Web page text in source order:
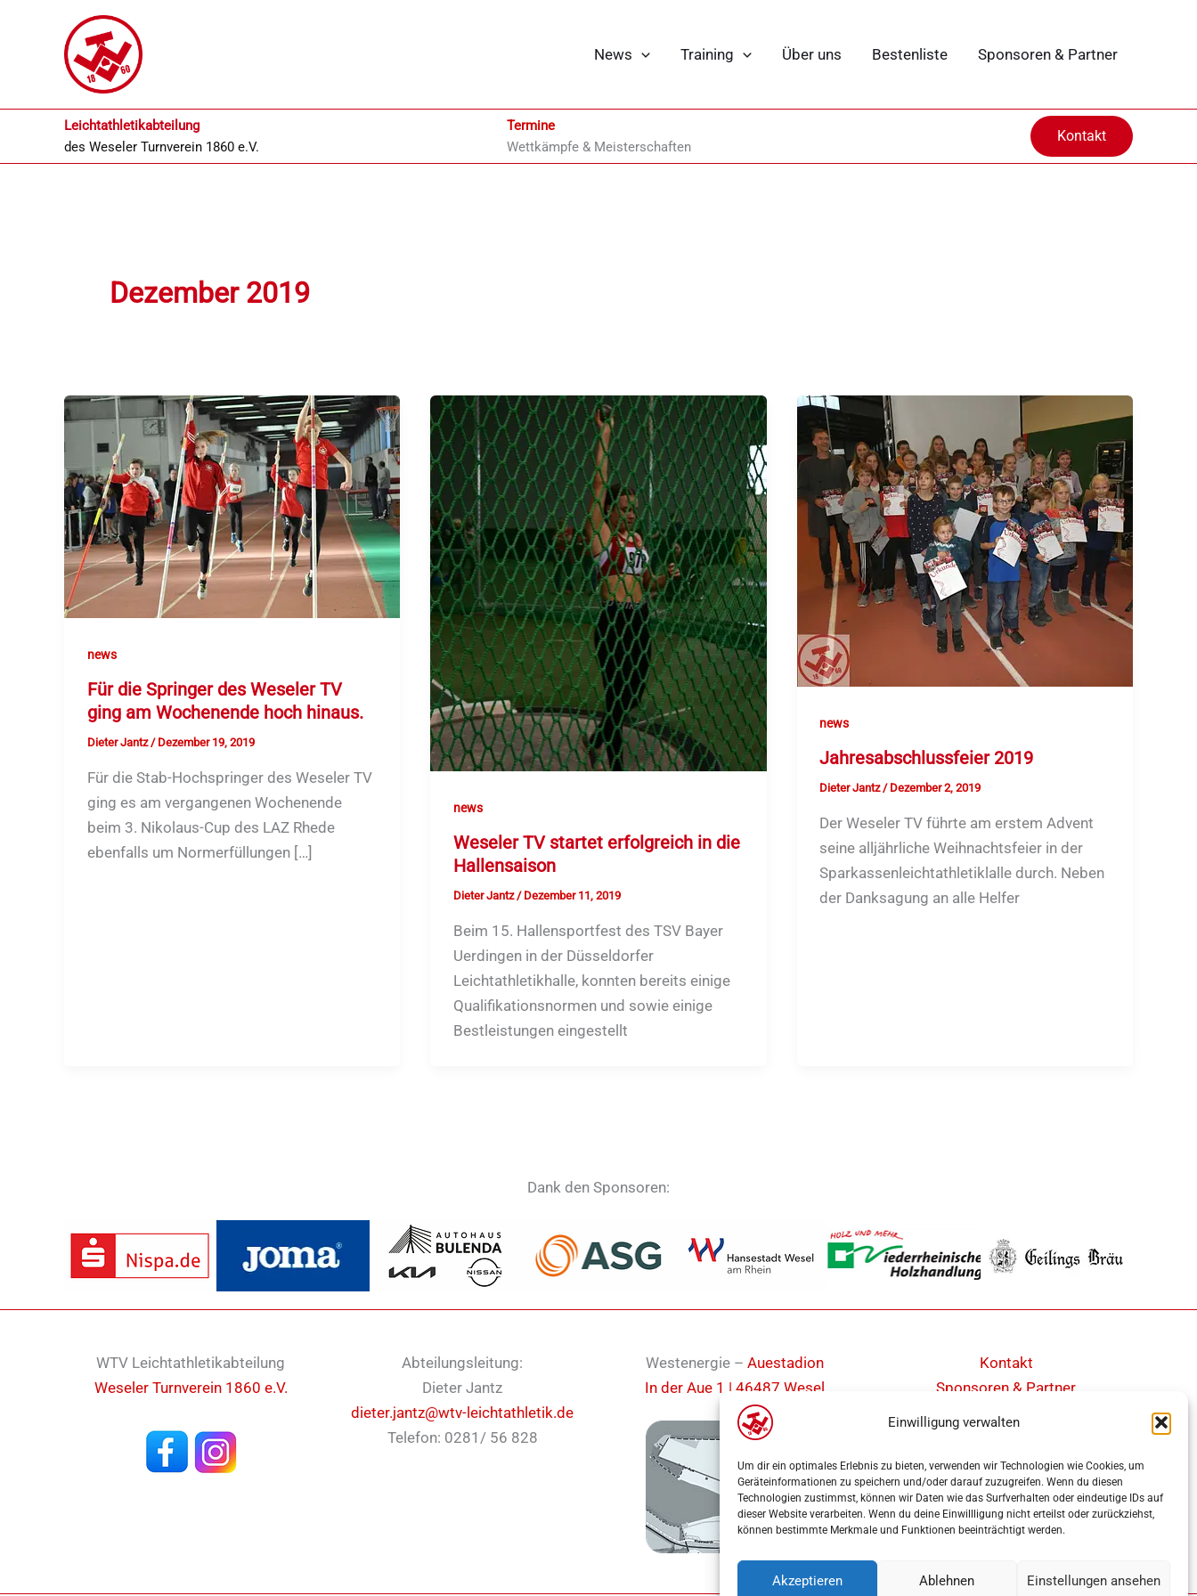
Einwilligung verwalten
Um dir ein optimales Erlebnis zu bieten, verwenden wir Technologien wie Cookies, um
Geräteinformationen zu speichern und/oder darauf zuzugreifen. Wenn du diesen
Technologien zustimmst, können wir Daten wie das Surfverhalten oder eindeutige IDs auf
dieser Website verarbeiten. Wenn du deine Einwillligung nicht erteilst oder zurückziehst,
können bestimmte Merkmale und Funktionen beeinträchtigt werden.
Akzeptieren Ablehnen Einstellungen ansehen
News Training Über uns Bestenliste Sponsoren & Partner
Leichtathletikabteilung
des Weseler Turnverein 1860 e.V.
Termine
Wettkämpfe & Meisterschaften
Kontakt
Dezember 2019
news
Für die Springer des Weseler TV
ging am Wochenende hoch hinaus.
Dieter Jantz/ Dezember 19, 2019
Für die Stab-Hochspringer des Weseler TV
ging es am vergangenen Wochenende
beim 3. Nikolaus-Cup des LAZ Rhede
ebenfalls um Normerfüllungen […]
news
Weseler TV startet erfolgreich in die
Hallensaison
Dieter Jantz/ Dezember 11, 2019
Beim 15. Hallensportfest des TSV Bayer
Uerdingen in der Düsseldorfer
Leichtathletikhalle, konnten bereits einige
Qualifikationsnormen und sowie einige
Bestleistungen eingestellt
news
Jahresabschlussfeier 2019
Dieter Jantz/ Dezember 2, 2019
Der Weseler TV führte am erstem Advent
seine alljährliche Weihnachtsfeier in der
Sparkassenleichtathletiklalle durch. Neben
der Danksagung an alle Helfer
Dank den Sponsoren:
WTV Leichtathletikabteilung
Weseler Turnverein 1860 e.V.
Abteilungsleitung:
Dieter Jantz
dieter.jantz@wtv-leichtathletik.de
Telefon: 0281/ 56 828
Westenergie – Auestadion
In der Aue 1 | 46487 Wesel
Kontakt
Sponsoren & Partner
Cookie-Richtlinie (EU)
Datenschutz
Barrierefreiheit